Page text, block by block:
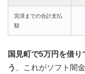
完済までの合計支払
額
国見町で5万円を借
う
、これがソフト闇